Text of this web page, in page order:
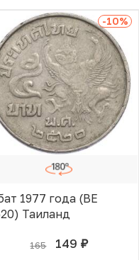
-10%
1977 года (BE
Таиланд
165 149 руб.
В КОРЗИНЕ